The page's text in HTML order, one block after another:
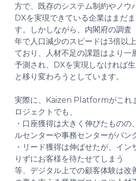
方で、既存のシステム制約やノウ
DXを実現できている企業はまだ
す。しかしながら、内閣府の調
年で人口減少のスピードは3倍以
ており、人材不足の課題はより一
予測され、DXを実現しなければ
と移り変わろうとしています。
実際に、Kaizen Platformがこれ
ロジェクトでも、
・口座獲得は大きく伸びたものの
ルセンターや事務センターがパン
・リード獲得は伸ばせたが、イン
りずにお客様を待たせてしまう
等、デジタル上での顧客体験は改